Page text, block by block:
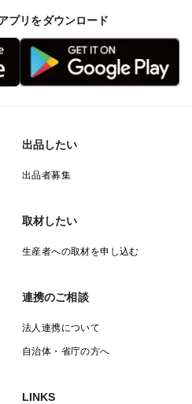
プリをダウンロード
出品したい
出品者募集
取材したい
生産者への取材を申し込む
連携のご相談
法人連携について
自治体・省庁の方へ
LINKS